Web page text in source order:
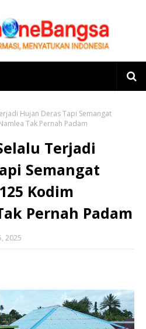
Hujan Deras Tapi Semangat
Tak Pernah Padam
Terjadi
Semangat
Kodim
Pernah Padam
2025